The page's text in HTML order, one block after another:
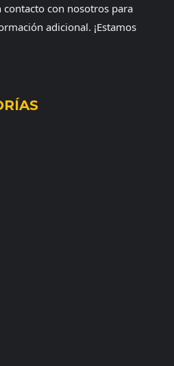
contacto con nosotros para
adicional. ¡Estamos